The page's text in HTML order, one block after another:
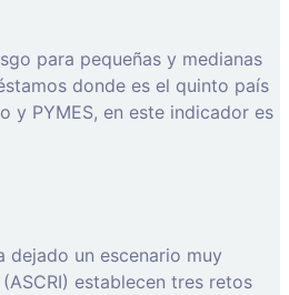
para pequeñas y medianas
donde es el quinto país
y PYMES, en este indicador es
dejado un escenario muy
establecen tres retos